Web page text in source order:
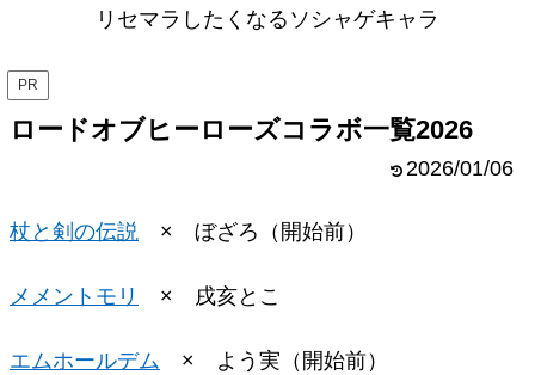
リセマラしたくなるソシャゲキャラ
PR
ロードオブヒーローズコラボ一覧2026
2026/01/06
杖と剣の伝説 × ぼざろ（開始前）
メメントモリ × 戌亥とこ
エムホールデム × よう実（開始前）